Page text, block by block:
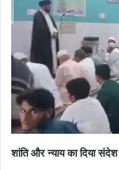
शांति और न्याय का दिया संदेश